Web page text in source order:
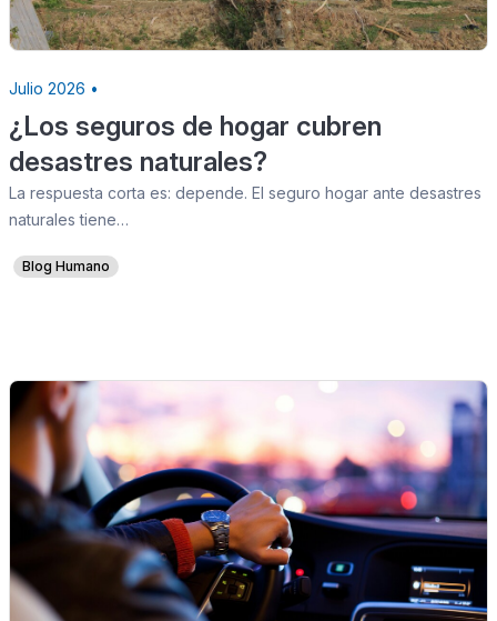
Julio 2026 •
¿Los seguros de hogar cubren
desastres naturales?
La respuesta corta es: depende. El seguro hogar ante desastres
naturales tiene…
Blog Humano